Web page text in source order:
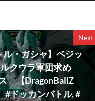
Next
・ガシャ】ベジッ
クウラ軍団求め
【DragonBallZ
#ドッカンバトル, #